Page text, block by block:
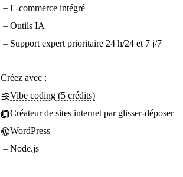
E-commerce intégré
Outils IA
Support expert prioritaire 24 h/24 et 7 j/7
Créez avec :
Vibe coding (5 crédits)
Créateur de sites internet par glisser-déposer
WordPress
Node.js